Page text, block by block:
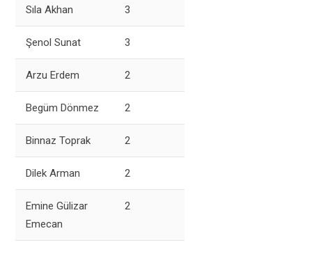
Sıla Akhan 3
Şenol Sunat 3
Arzu Erdem 2
Begüm Dönmez 2
Binnaz Toprak 2
Dilek Arman 2
Emine Gülizar
Emecan
2